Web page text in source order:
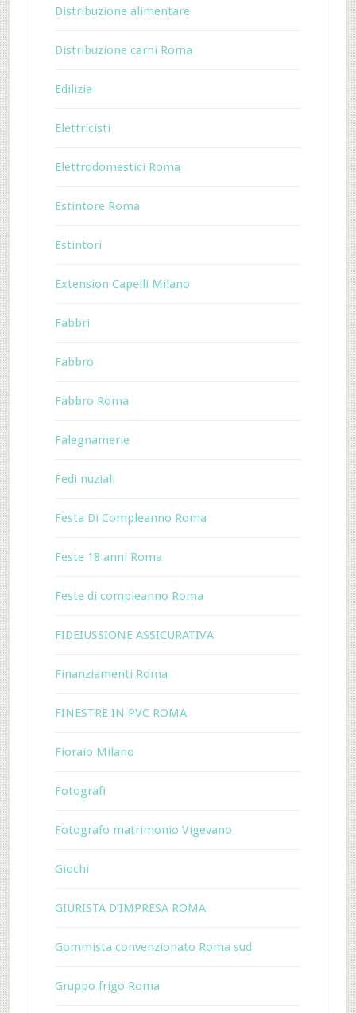
Distribuzione alimentare
Distribuzione carni Roma
Edilizia
Elettricisti
Elettrodomestici Roma
Estintore Roma
Estintori
Extension Capelli Milano
Fabbri
Fabbro
Fabbro Roma
Falegnamerie
Fedi nuziali
Festa Di Compleanno Roma
Feste 18 anni Roma
Feste di compleanno Roma
FIDEIUSSIONE ASSICURATIVA
Finanziamenti Roma
FINESTRE IN PVC ROMA
Fioraio Milano
Fotografi
Fotografo matrimonio Vigevano
Giochi
GIURISTA D’IMPRESA ROMA
Gommista convenzionato Roma sud
Gruppo frigo Roma